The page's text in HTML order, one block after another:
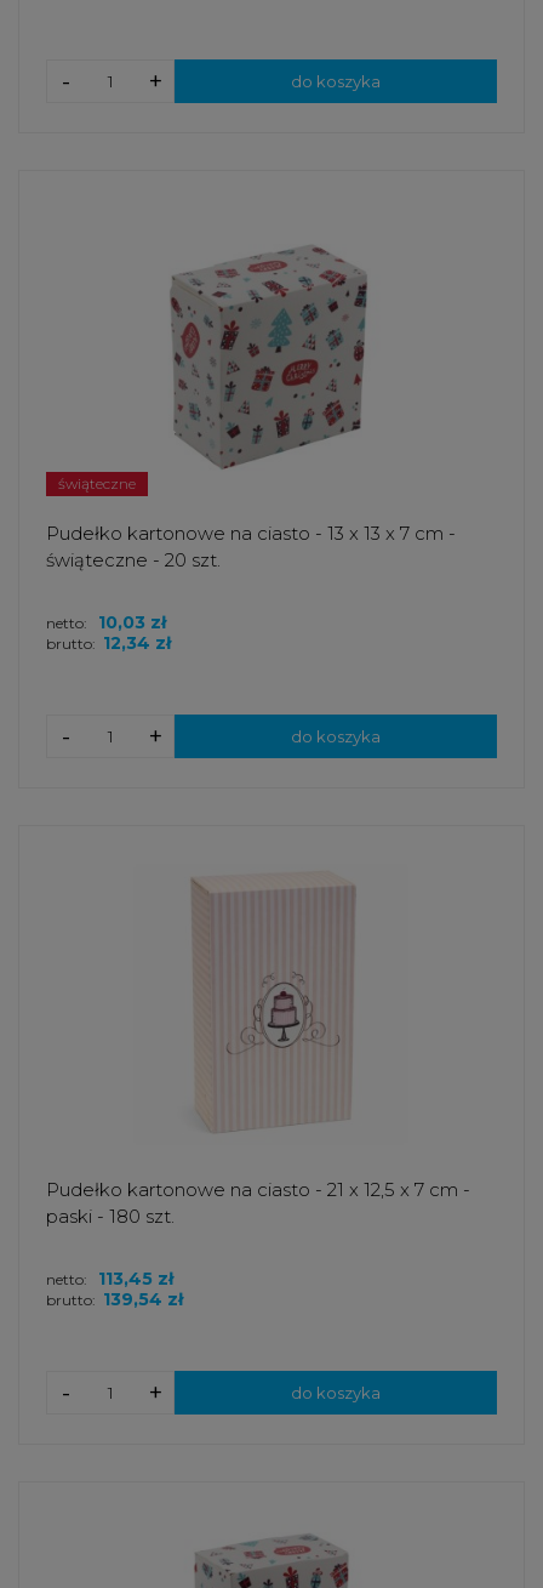
+
- do koszyka
świąteczne
Pudełko kartonowe na ciasto - 13 x 13 x 7 cm -
świąteczne - 20 szt.
brutto: 12,34 zł
netto: 10,03 zł
+
- do koszyka
Pudełko kartonowe na ciasto - 21 x 12,5 x 7 cm -
paski - 180 szt.
brutto: 139,54 zł
netto: 113,45 zł
+
- do koszyka